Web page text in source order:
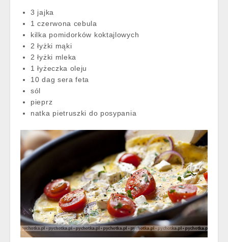
3 jajka
1 czerwona cebula
kilka pomidorków koktajlowych
2 łyżki mąki
2 łyżki mleka
1 łyżeczka oleju
10 dag sera feta
sól
pieprz
natka pietruszki do posypania